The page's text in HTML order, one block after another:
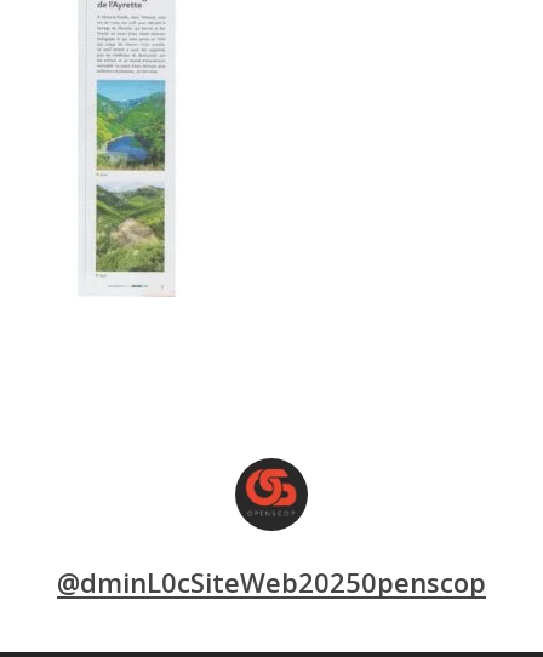
@dminL0cSiteWeb20250penscop